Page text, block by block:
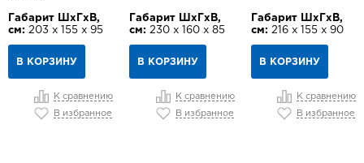
Габарит ШхГхВ,
см: 203 х 155 х 95
В КОРЗИНУ
К сравнению
В избранное
Габарит ШхГхВ,
см: 230 х 160 х 85
В КОРЗИНУ
К сравнению
В избранное
Габарит ШхГхВ,
см: 216 х 155 х 90
В КОРЗИНУ
К сравнению
В избранное